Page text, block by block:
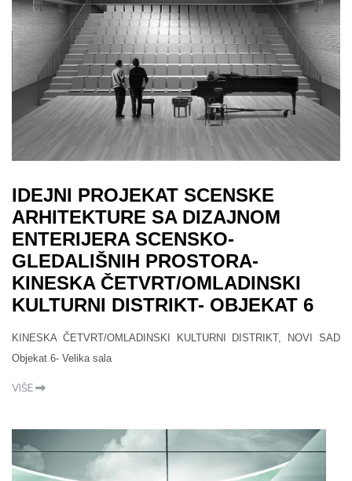
IDEJNI PROJEKAT SCENSKE
ARHITEKTURE SA DIZAJNOM
ENTERIJERA SCENSKO-
GLEDALIŠNIH PROSTORA-
KINESKA ČETVRT/OMLADINSKI
KULTURNI DISTRIKT- OBJEKAT 6
KINESKA ČETVRT/OMLADINSKI KULTURNI DISTRIKT, NOVI SAD
Objekat 6- Velika sala
VIŠE